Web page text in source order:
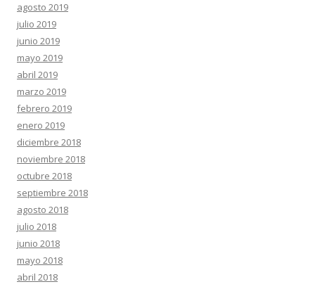
agosto 2019
julio 2019
junio 2019
mayo 2019
abril 2019
marzo 2019
febrero 2019
enero 2019
diciembre 2018
noviembre 2018
octubre 2018
septiembre 2018
agosto 2018
julio 2018
junio 2018
mayo 2018
abril 2018